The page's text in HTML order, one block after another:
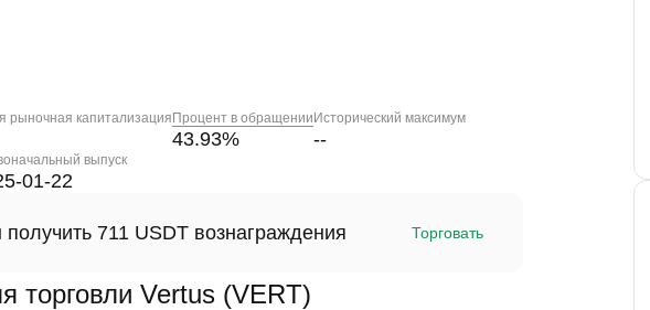
рыночная капитализация Процент в обращении
43.93%
Исторический максимум
--
выпуск
01-22
получить 711 USDT вознаграждения Торговать
торговли Vertus (VERT)